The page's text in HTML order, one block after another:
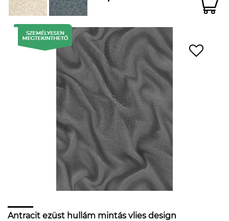
Antracit ezüst hullám mintás vlies design